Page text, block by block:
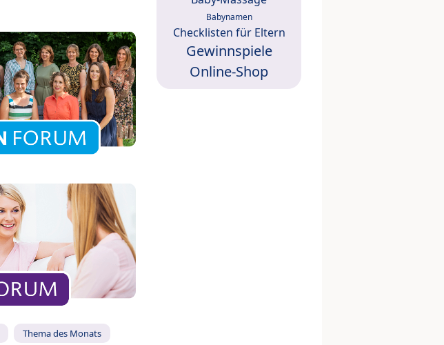
Thema des Monats
Babynamen
Checklisten für Eltern
Gewinnspiele
Online-Shop